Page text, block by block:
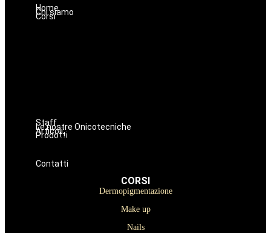
Home
Chi siamo
Corsi
Staff
Le nostre Onicotecniche
Articoli
ProdottiOniconails
Prodotti per ricostruzione unghie
Contatti
CORSI
Dermopigmentazione
Make up
Nails